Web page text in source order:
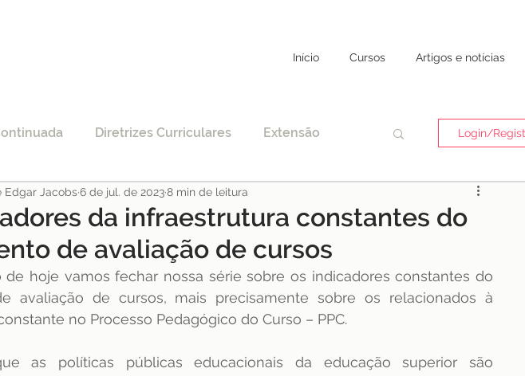
Início Cursos Artigos e notícias
Diretrizes Curriculares Extensão
Educação Específica COVID-19
EAD Legislação Educação
STF Justiça pos-graduação
Login/
da infraestrutura constantes do
de avaliação de cursos
Edgar Jacobs6 de jul. de 20238 min de leitura
de hoje vamos fechar nossa série sobre os indicadores constantes do
avaliação de cursos, mais precisamente sobre os relacionados à
no Processo Pedagógico do Curso – PPC.
as políticas públicas educacionais da educação superior são